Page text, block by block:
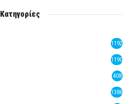
Κατηγορίες
1192
1190
408
1386